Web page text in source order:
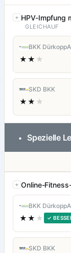
HPV-Impfung
GLEICHAUF
BKK
★★ ★
SKD BKK
★★ ★
• Spezielle
Online-
BKK
★★ ★ ✓
SKD BKK